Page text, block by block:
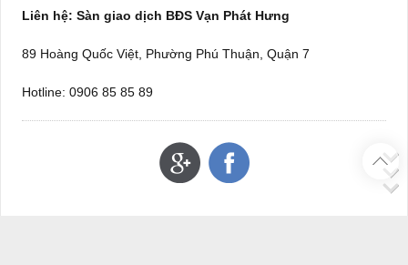
Liên hệ: Sàn giao dịch BĐS Vạn Phát Hưng
89 Hoàng Quốc Việt, Phường Phú Thuận, Quận 7
Hotline: 0906 85 85 89